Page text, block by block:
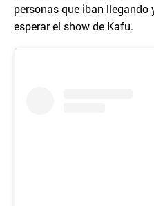
personas que iban
esperar el show de Kafu.